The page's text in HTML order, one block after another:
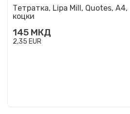
Тетратка, Lipa Mill, Quotes, A4,
коцки
145 МКД
2,35 EUR